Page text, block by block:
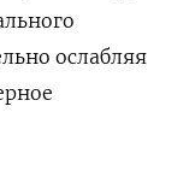
‌ослабляя